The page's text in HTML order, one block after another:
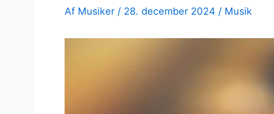
Af Musiker / 28. december 2024 / Musik